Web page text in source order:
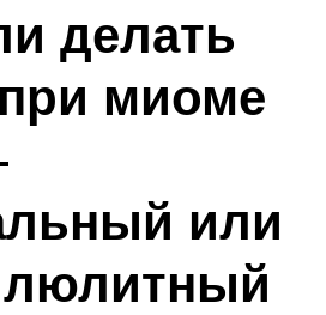
делать
миоме
или